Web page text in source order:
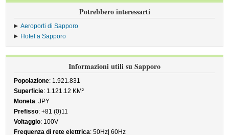
Potrebbero interessarti
Aeroporti di Sapporo
Hotel a Sapporo
Informazioni utili su Sapporo
Popolazione: 1.921.831
Superficie: 1.121.12 KM²
Moneta: JPY
Prefisso: +81 (0)11
Voltaggio: 100V
Frequenza di rete elettrica: 50Hz| 60Hz